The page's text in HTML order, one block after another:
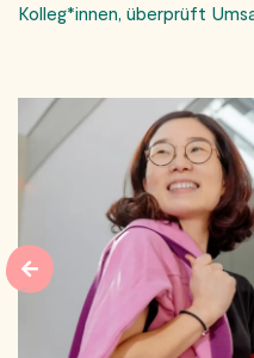
Kolleg*innen, überprüft